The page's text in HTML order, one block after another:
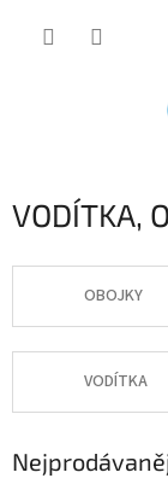
VODÍTKA,
OBOJKY
VODÍTKA